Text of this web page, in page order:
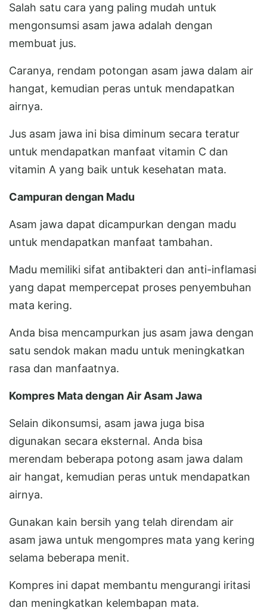
Salah satu cara yang paling mudah untuk
mengonsumsi asam jawa adalah dengan
membuat jus.
Caranya, rendam potongan asam jawa dalam air
hangat, kemudian peras untuk mendapatkan
airnya.
Jus asam jawa ini bisa diminum secara teratur
untuk mendapatkan manfaat vitamin C dan
vitamin A yang baik untuk kesehatan mata.
Campuran dengan Madu
Asam jawa dapat dicampurkan dengan madu
untuk mendapatkan manfaat tambahan.
Madu memiliki sifat antibakteri dan anti-inflamasi
yang dapat mempercepat proses penyembuhan
mata kering.
Anda bisa mencampurkan jus asam jawa dengan
satu sendok makan madu untuk meningkatkan
rasa dan manfaatnya.
Kompres Mata dengan Air Asam Jawa
Selain dikonsumsi, asam jawa juga bisa
digunakan secara eksternal. Anda bisa
merendam beberapa potong asam jawa dalam
air hangat, kemudian peras untuk mendapatkan
airnya.
Gunakan kain bersih yang telah direndam air
asam jawa untuk mengompres mata yang kering
selama beberapa menit.
Kompres ini dapat membantu mengurangi iritasi
dan meningkatkan kelembapan mata.